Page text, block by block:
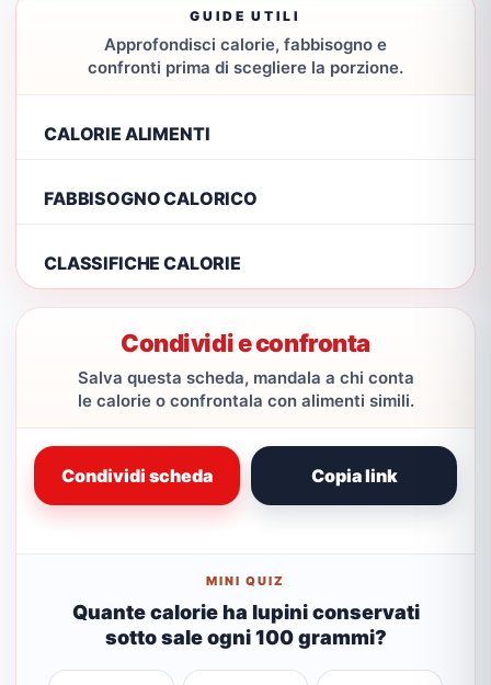
GUIDE UTILI
Approfondisci calorie, fabbisogno e
confronti prima di scegliere la porzione.
CALORIE ALIMENTI
FABBISOGNO CALORICO
CLASSIFICHE CALORIE
Condividi e confronta
Salva questa scheda, mandala a chi conta
le calorie o confrontala con alimenti simili.
Condividi scheda Copia link
MINI QUIZ
Quante calorie ha lupini conservati
sotto sale ogni 100 grammi?